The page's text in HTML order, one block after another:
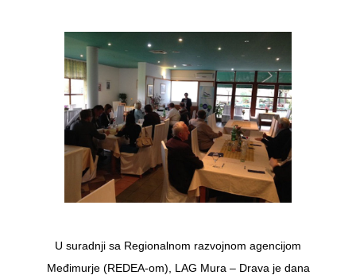
U suradnji sa Regionalnom razvojnom agencijom
Međimurje (REDEA-om), LAG Mura – Drava je dana